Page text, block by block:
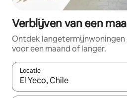
Verblijven van een
Ontdek langetermijnwoningen
voor een maand of langer.
Locatie
Wanneer er resultaten